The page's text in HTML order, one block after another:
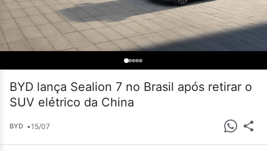
BYD lança Sealion 7 no Brasil após retirar o
SUV elétrico da China
BYD •15/07